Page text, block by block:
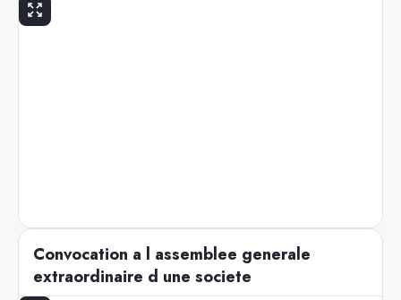
Convocation a l assemblee generale
extraordinaire d une societe